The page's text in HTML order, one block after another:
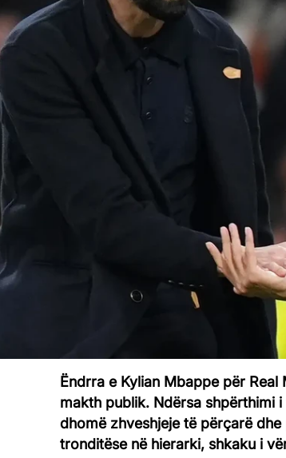
Ëndrra e Kylian Mbappe për
makth publik. Ndërsa shpërthimi
dhomë zhveshjeje të përçarë
tronditëse në hierarki, shkaku i